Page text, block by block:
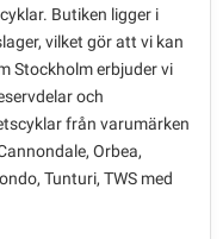
Butiken ligger i
vilket gör att vi kan
Stockholm erbjuder vi
och
från varumärken
Orbea,
Tunturi, TWS med